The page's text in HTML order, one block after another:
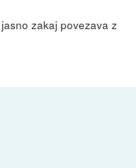
zakaj povezava z